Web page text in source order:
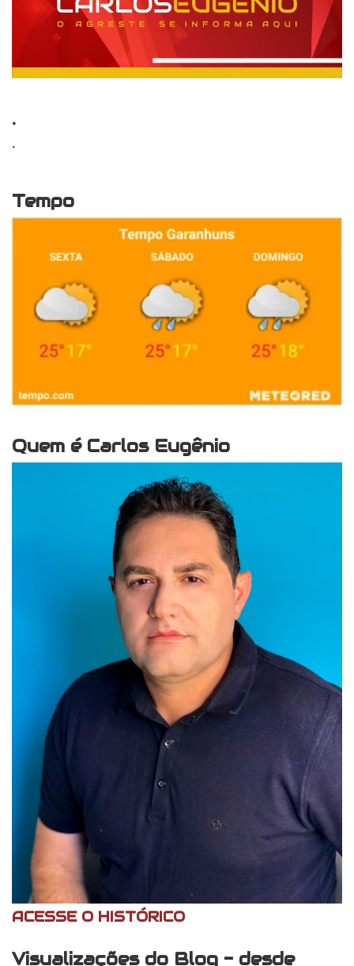
.
.
Tempo
Quem é Carlos Eugênio
ACESSE O HISTÓRICO
Visualizações do Blog - desde